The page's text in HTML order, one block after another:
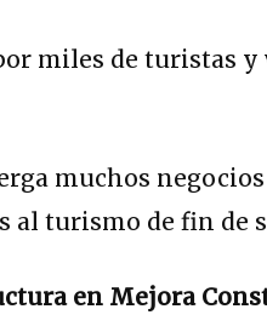
miles de turistas
muchos
al turismo de fin de
en Mejora